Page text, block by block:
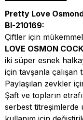
Pretty Love
BI-210169:
Çiftler için
LOVE OSMON
iki süper esnek
için tavşanla çalışan
Paylaşılan zevkler
Şaft ve topların
serbest titreşimlerde